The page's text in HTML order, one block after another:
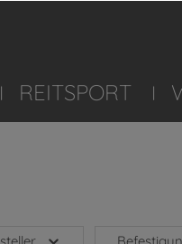
REITSPORT